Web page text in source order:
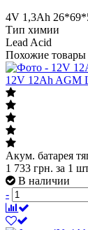
4V 1,3Ah
Тип химии
Lead Acid
Похожие товары
12V 12Ah AGM
Акум. батарея
1 733 грн. за 1
В наличии
-